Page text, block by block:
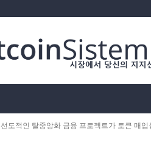
선도적인 탈중앙화 금융 프로젝트가 토큰 매